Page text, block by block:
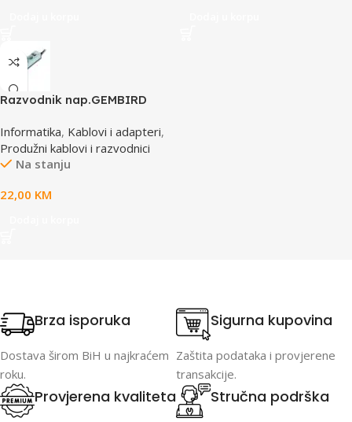
Razvodnik nap.GEMBIRD
prekidač, 1,8M, osigurač,
prenaponska zaštita
Informatika, Kablovi i adapteri,
Produžni kablovi i razvodnici
Na stanju
22,00 KM
Brza isporuka
Dostava širom BiH u najkraćem
roku.
Sigurna kupovina
Zaštita podataka i provjerene
transakcije.
Provjerena kvaliteta Stručna podrška